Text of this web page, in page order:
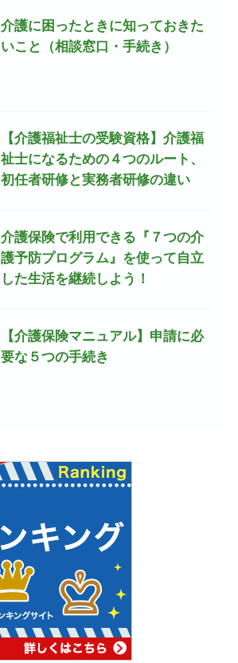
介護に困ったときに知っておきた
いこと（相談窓口・手続き）
【介護福祉士の受験資格】介護福
祉士になるための４つのルート、
初任者研修と実務者研修の違い
介護保険で利用できる『７つの介
護予防プログラム』を使って自立
した生活を継続しよう！
【介護保険マニュアル】申請に必
要な５つの手続き